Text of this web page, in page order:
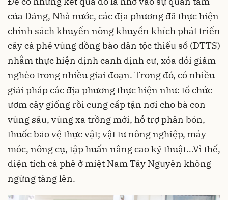
của Đảng, Nhà nước, các địa phương đã thực hiện
chính sách khuyến nông khuyến khích phát triển
cây cà phê vùng đồng bào dân tộc thiểu số (DTTS)
nhằm thực hiện định canh định cư, xóa đói giảm
nghèo trong nhiều giai đoạn. Trong đó, có nhiều
giải pháp các địa phương thực hiện như: tổ chức
ươm cây giống rồi cung cấp tận nơi cho bà con
vùng sâu, vùng xa trồng mới, hỗ trợ phân bón,
thuốc bảo vệ thực vật; vật tư nông nghiệp, máy
móc, nông cụ, tập huấn nâng cao kỹ thuật…Vì thế,
diện tích cà phê ở miệt Nam Tây Nguyên không
ngừng tăng lên.